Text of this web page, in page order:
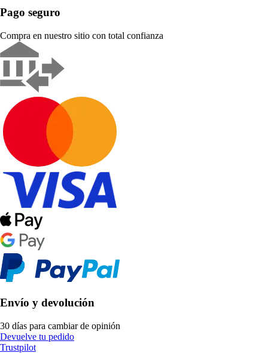
Pago seguro
Compra en nuestro sitio con total confianza
Envío y devolución
30 días para cambiar de opinión
Devuelve tu pedido
Trustpilot